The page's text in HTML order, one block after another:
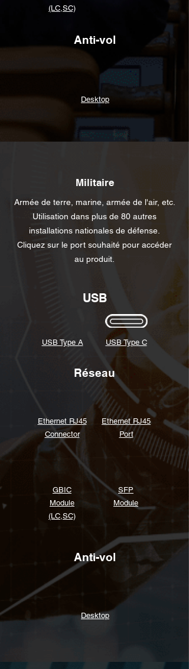
(LC,SC)
Anti-vol
Desktop
Militaire
Armée de terre, marine, armée de l'air, etc.
Utilisation dans plus de 80 autres
installations nationales de défense.
Cliquez sur le port souhaité pour accéder
au produit.
USB
USB Type A USB Type C
Réseau
Ethernet RJ45
Connector
GBIC
Module
(LC,SC)
Ethernet RJ45
Port
SFP
Module
Anti-vol
Desktop